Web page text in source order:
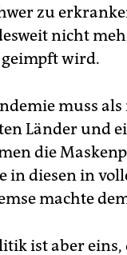
zu
nicht
wird.
muss
Länder und
die
in diesen in
machte
ist aber